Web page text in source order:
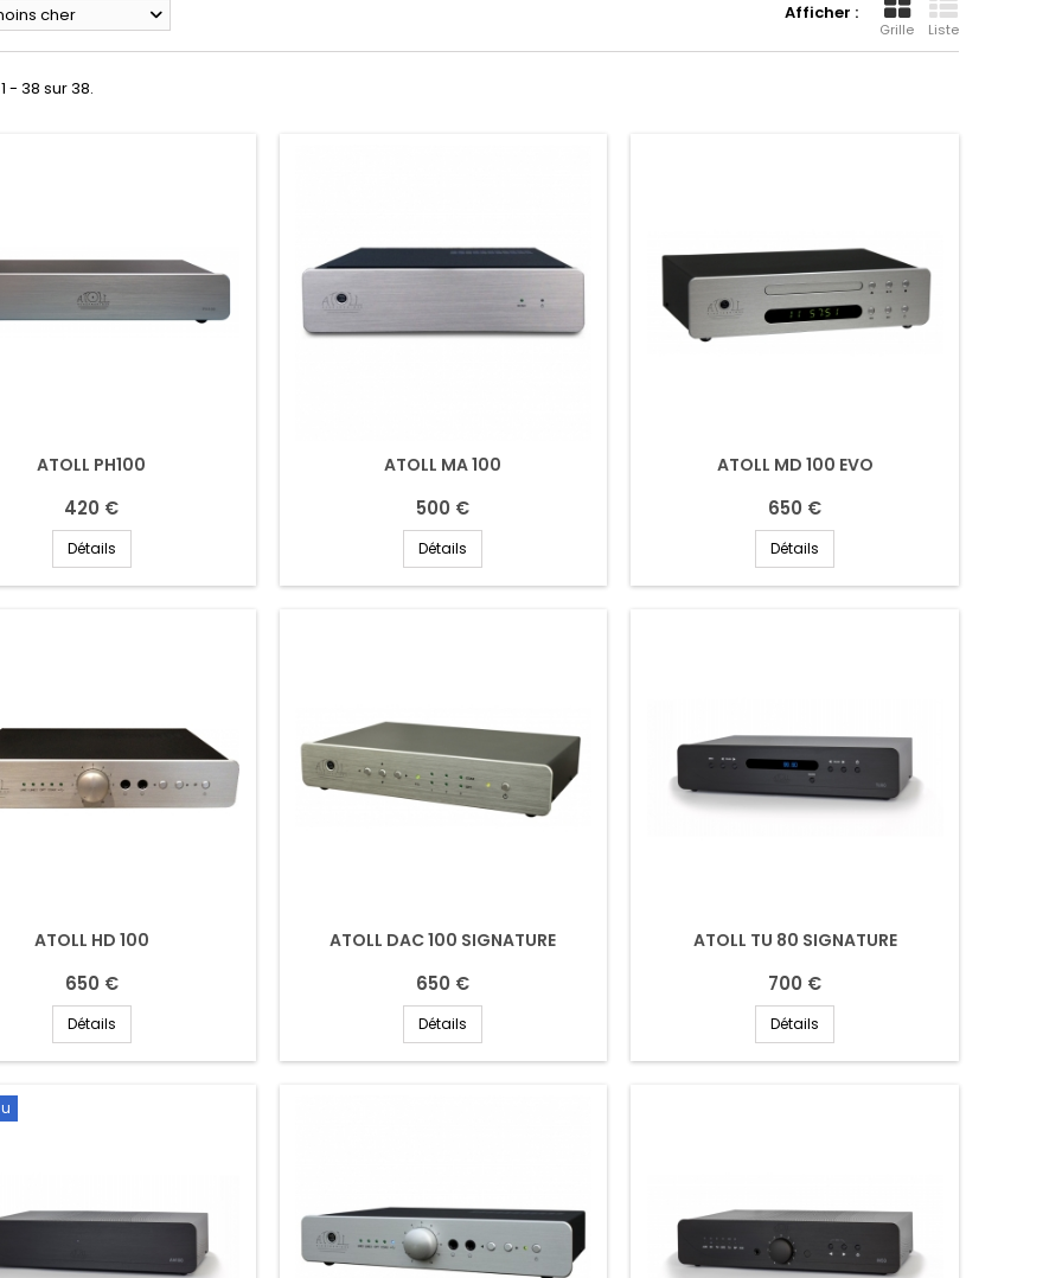
Afficher :
Grille Liste
cher
- 38 sur 38.
ATOLL PH100
420 €
Détails
ATOLL MA 100
500 €
Détails
ATOLL MD 100 EVO
650 €
Détails
ATOLL HD 100
650 €
Détails
ATOLL DAC 100 SIGNATURE
650 €
Détails
ATOLL TU 80 SIGNATURE
700 €
Détails